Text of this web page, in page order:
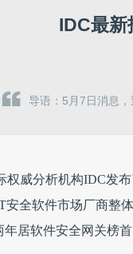
IDC最新
导语：5月7日消息
权威分析机构IDC发
安全软件市场厂商整
居软件安全网关榜首